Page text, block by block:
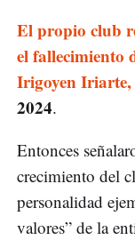
El propio club
el fallecimiento
Irigoyen Iriarte,
2024.
Entonces
crecimiento del
personalidad
valores” de la